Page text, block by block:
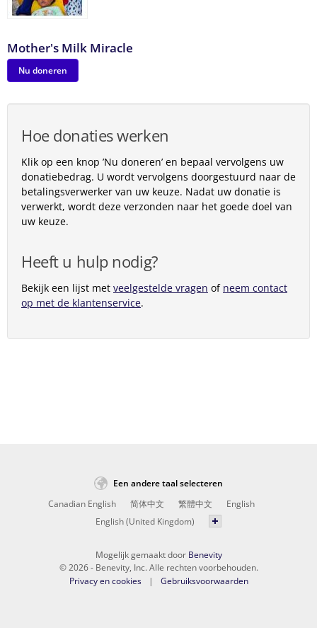
Mother's Milk Miracle
Nu doneren
Hoe donaties werken
Klik op een knop ’Nu doneren’ en bepaal vervolgens uw
donatiebedrag. U wordt vervolgens doorgestuurd naar de
betalingsverwerker van uw keuze. Nadat uw donatie is
verwerkt, wordt deze verzonden naar het goede doel van
uw keuze.
Heeft u hulp nodig?
Bekijk een lijst met veelgestelde vragen of neem contact
op met de klantenservice.
Een andere taal selecteren
Canadian English
简体中文 繁體中文
English
English (United Kingdom)
Mogelijk gemaakt door Benevity
© 2026 - Benevity, Inc. Alle rechten voorbehouden.
Privacy en cookies
Gebruiksvoorwaarden